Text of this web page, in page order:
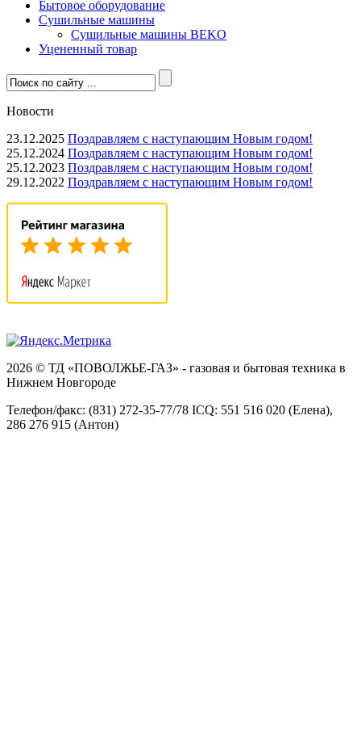
Бытовое оборудование
Сушильные машины
Сушильные машины BEKO
Уцененный товар
Новости
23.12.2025 Поздравляем с наступающим Новым годом!
25.12.2024 Поздравляем с наступающим Новым годом!
25.12.2023 Поздравляем с наступающим Новым годом!
29.12.2022 Поздравляем с наступающим Новым годом!
2026 © ТД «ПОВОЛЖЬЕ-ГАЗ» - газовая и бытовая техника в
Нижнем Новгороде
Телефон/факс: (831) 272-35-77/78 ICQ: 551 516 020 (Елена),
286 276 915 (Антон)